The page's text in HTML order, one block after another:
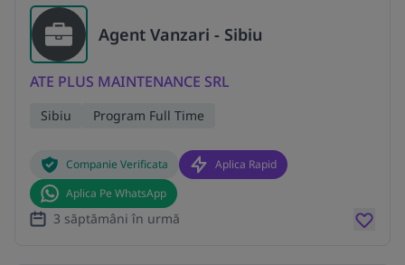
Agent Vanzari - Sibiu
ATE PLUS MAINTENANCE SRL
Sibiu Program Full Time
Companie Verificata
Aplica Rapid
Aplica Pe WhatsApp
3 săptămâni în urmă